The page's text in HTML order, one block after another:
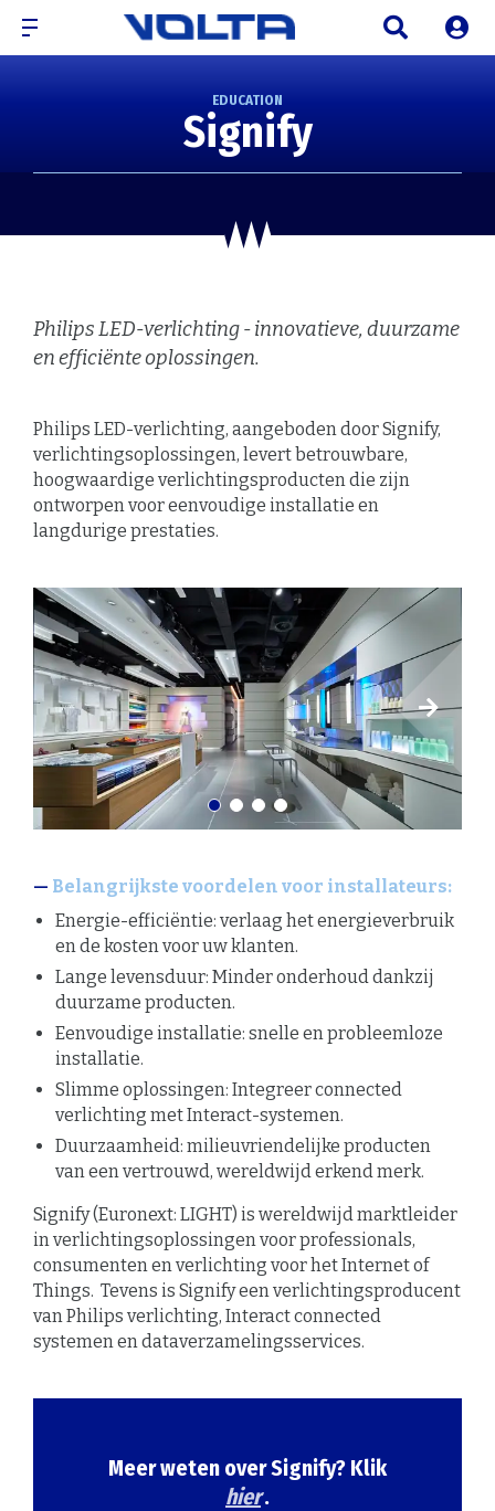
EDUCATION
Signify
Philips LED-verlichting - innovatieve, duurzame
en efficiënte oplossingen.
Philips LED-verlichting, aangeboden door Signify,
verlichtingsoplossingen, levert betrouwbare,
hoogwaardige verlichtingsproducten die zijn
ontworpen voor eenvoudige installatie en
langdurige prestaties.
Belangrijkste voordelen voor installateurs:
Energie-efficiëntie: verlaag het energieverbruik
en de kosten voor uw klanten.
Lange levensduur: Minder onderhoud dankzij
duurzame producten.
Eenvoudige installatie: snelle en probleemloze
installatie.
Slimme oplossingen: Integreer connected
verlichting met Interact-systemen.
Duurzaamheid: milieuvriendelijke producten
van een vertrouwd, wereldwijd erkend merk.
Signify (Euronext: LIGHT) is wereldwijd marktleider
in verlichtingsoplossingen voor professionals,
consumenten en verlichting voor het Internet of
Things. Tevens is Signify een verlichtingsproducent
van Philips verlichting, Interact connected
systemen en dataverzamelingsservices.
Meer weten over Signify? Klik
hier.